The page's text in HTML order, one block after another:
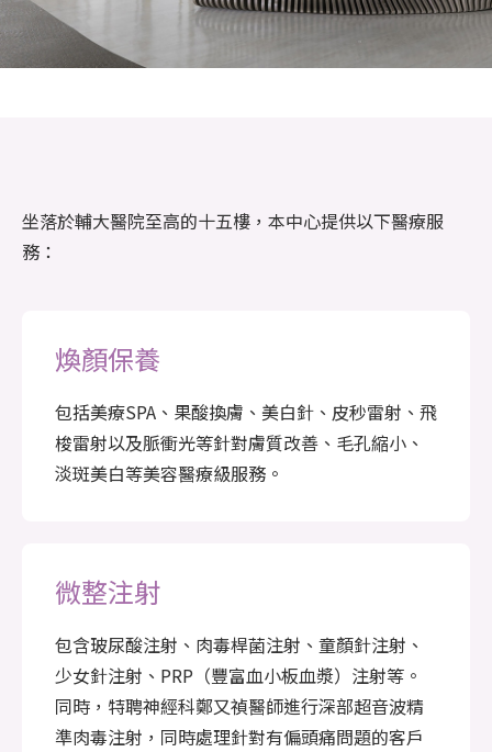
坐落於輔大醫院至高的十五樓，本中心提供以下醫療服
務：
煥顏保養
包括美療SPA、果酸換膚、美白針、皮秒雷射、飛
梭雷射以及脈衝光等針對膚質改善、毛孔縮小、
淡斑美白等美容醫療級服務。
微整注射
包含玻尿酸注射、肉毒桿菌注射、童顏針注射、
少女針注射、PRP（豐富血小板血漿）注射等。
同時，特聘神經科鄭又禎醫師進行深部超音波精
準肉毒注射，同時處理針對有偏頭痛問題的客戶